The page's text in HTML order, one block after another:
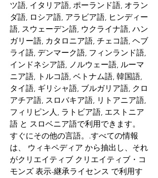
ツ語, イタリア語, ポーランド語, オラン
ダ語, ロシア語, アラビア語, ヒンディー
語, スウェーデン語, ウクライナ語, ハン
ガリー語, カタロニア語, チェコ語, ヘブ
ライ語, デンマーク語, フィンランド語,
インドネシア語, ノルウェー語, ルーマ
ニア語, トルコ語, ベトナム語, 韓国語,
タイ語, ギリシャ語, ブルガリア語, クロ
アチア語, スロバキア語, リトアニア語,
フィリピン人, ラトビア語, エストニア
語 と スロベニア語で利用できます。
すぐにその他の言語。.すべての情報
は、 ウィキペディア から抽出し、それ
がクリエイティブ クリエイティブ・コ
モンズ 表示-継承ライセンス で利用す